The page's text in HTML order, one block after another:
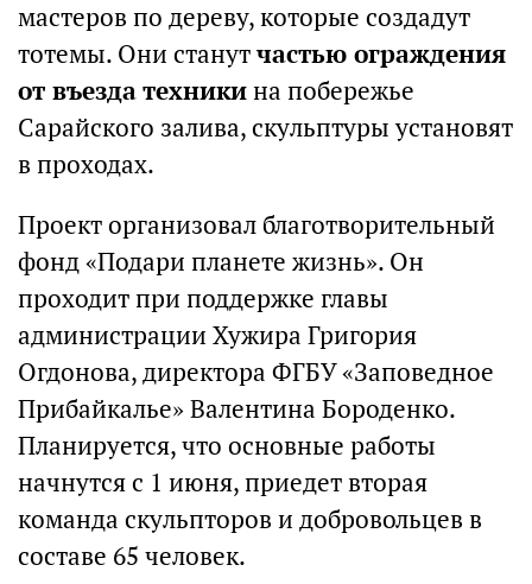
мастеров по дереву, которые создадут
тотемы. Они станутчастью ограждения
от въезда техникина побережье
Сарайского залива, скульптуры установят
в проходах.
Проект организовал благотворительный
фонд «Подари планете жизнь». Он
проходит при поддержке главы
администрации Хужира Григория
Огдонова, директора ФГБУ «Заповедное
Прибайкалье» Валентина Бороденко.
Планируется, что основные работы
начнутся с 1 июня, приедет вторая
команда скульпторов и добровольцев в
составе 65 человек.